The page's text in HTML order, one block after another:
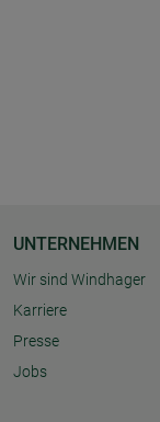
UNTERNEHMEN
Wir sind Windhager
Karriere
Presse
Jobs